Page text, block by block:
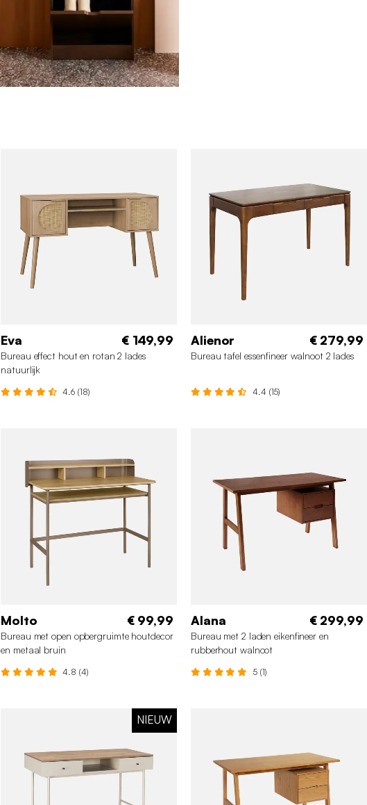
Eva € 149,99
Bureau effect hout en rotan 2 lades
natuurlijk
4.6 (18)
Alienor € 279,99
Bureau tafel essenfineer walnoot 2 lades
4.4 (15)
Molto € 99,99
Bureau met open opbergruimte houtdecor
en metaal bruin
4.8 (4)
Alana € 299,99
Bureau met 2 laden eikenfineer en
rubberhout walnoot
5 (1)
NIEUW